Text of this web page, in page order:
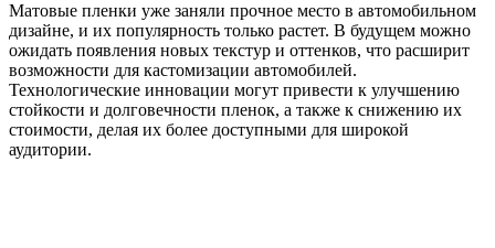
Матовые пленки уже заняли прочное место в автомобильном
дизайне, и их популярность только растет. В будущем можно
ожидать появления новых текстур и оттенков, что расширит
возможности для кастомизации автомобилей.
Технологические инновации могут привести к улучшению
стойкости и долговечности пленок, а также к снижению их
стоимости, делая их более доступными для широкой
аудитории.